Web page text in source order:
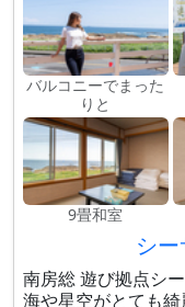
バルコニーでまった
りと
9畳和室
シ
南房総 遊び拠点シ
海や星空がとても